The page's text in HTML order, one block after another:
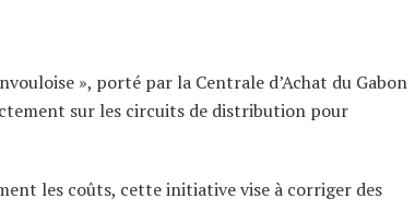
», porté par la Centrale d’Achat du Gabon
sur les circuits de distribution pour
les coûts, cette initiative vise à corriger des